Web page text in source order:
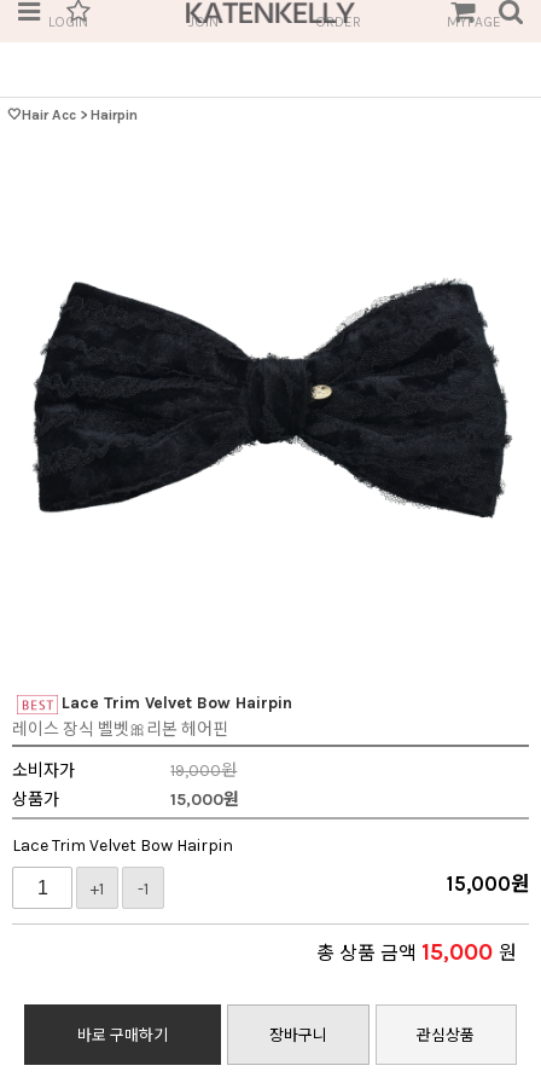
LOGIN JOIN ORDER MYPAGE
🤍Hair Acc > Hairpin
Lace Trim Velvet Bow Hairpin
레이스 장식 벨벳🎀리본 헤어핀
소비자가
19,000원
상품가
15,000원
Lace Trim Velvet Bow Hairpin
+1 -1 15,000원
총 상품 금액 15,000 원
바로 구매하기 장바구니 관심상품